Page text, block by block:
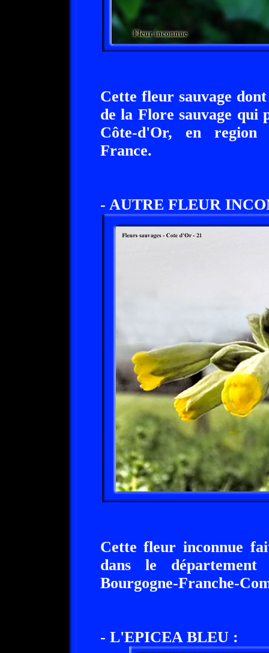
Cette fleur sauvage
de la Flore sauvage qui
Côte-d'Or, en region
France.
- AUTRE FLEUR
Cette fleur inconnue
dans le
Bourgogne-Franche-
- L'EPICEA BLEU :